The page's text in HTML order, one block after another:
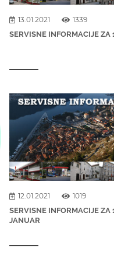
13.01.2021
1339
SERVISNE INFORMACIJE ZA
12.01.2021
1019
SERVISNE INFORMACIJE ZA
JANUAR